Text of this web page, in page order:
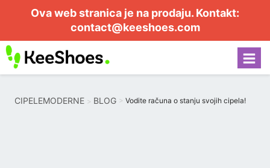
Ova web stranica je na prodaju. Kontakt:
contact@keeshoes.com
CIPELEMODERNE BLOG Vodite računa o stanju svojih cipela!